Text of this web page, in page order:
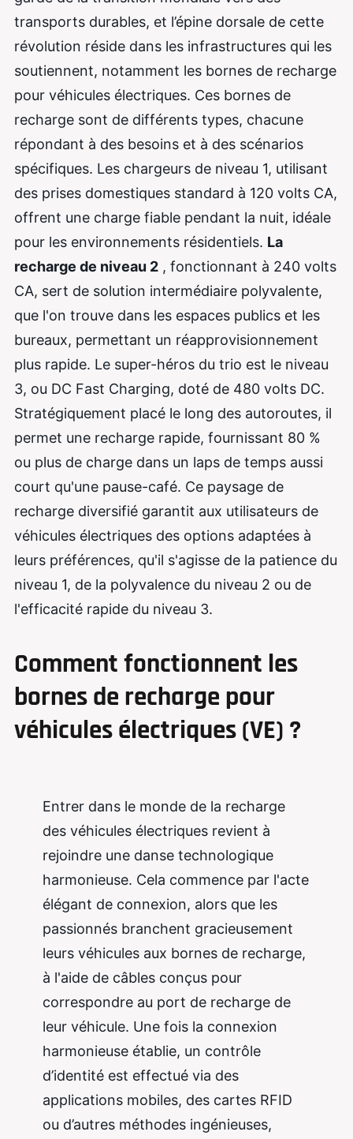
transports durables, et l’épine dorsale de cette
révolution réside dans les infrastructures qui les
soutiennent, notamment les bornes de recharge
pour véhicules électriques. Ces bornes de
recharge sont de différents types, chacune
répondant à des besoins et à des scénarios
spécifiques. Les chargeurs de niveau 1, utilisant
des prises domestiques standard à 120 volts CA,
offrent une charge fiable pendant la nuit, idéale
pour les environnements résidentiels. La
recharge de niveau 2 , fonctionnant à 240 volts
CA, sert de solution intermédiaire polyvalente,
que l'on trouve dans les espaces publics et les
bureaux, permettant un réapprovisionnement
plus rapide. Le super-héros du trio est le niveau
3, ou DC Fast Charging, doté de 480 volts DC.
Stratégiquement placé le long des autoroutes, il
permet une recharge rapide, fournissant 80 %
ou plus de charge dans un laps de temps aussi
court qu'une pause-café. Ce paysage de
recharge diversifié garantit aux utilisateurs de
véhicules électriques des options adaptées à
leurs préférences, qu'il s'agisse de la patience du
niveau 1, de la polyvalence du niveau 2 ou de
l'efficacité rapide du niveau 3.
Comment fonctionnent les
bornes de recharge pour
véhicules électriques (VE) ?
Entrer dans le monde de la recharge
des véhicules électriques revient à
rejoindre une danse technologique
harmonieuse. Cela commence par l'acte
élégant de connexion, alors que les
passionnés branchent gracieusement
leurs véhicules aux bornes de recharge,
à l'aide de câbles conçus pour
correspondre au port de recharge de
leur véhicule. Une fois la connexion
harmonieuse établie, un contrôle
d’identité est effectué via des
applications mobiles, des cartes RFID
ou d’autres méthodes ingénieuses,